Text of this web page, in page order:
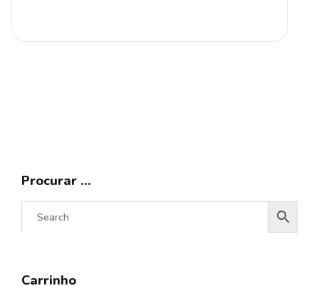
Procurar …
Carrinho